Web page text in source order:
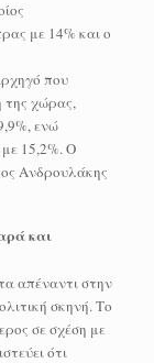
με 14% και ο
που
της χώρας,
ενώ
15,2%. Ο
Ανδρουλάκης
και
απέναντι στην
σκηνή. Το
σε σχέση με
ότι